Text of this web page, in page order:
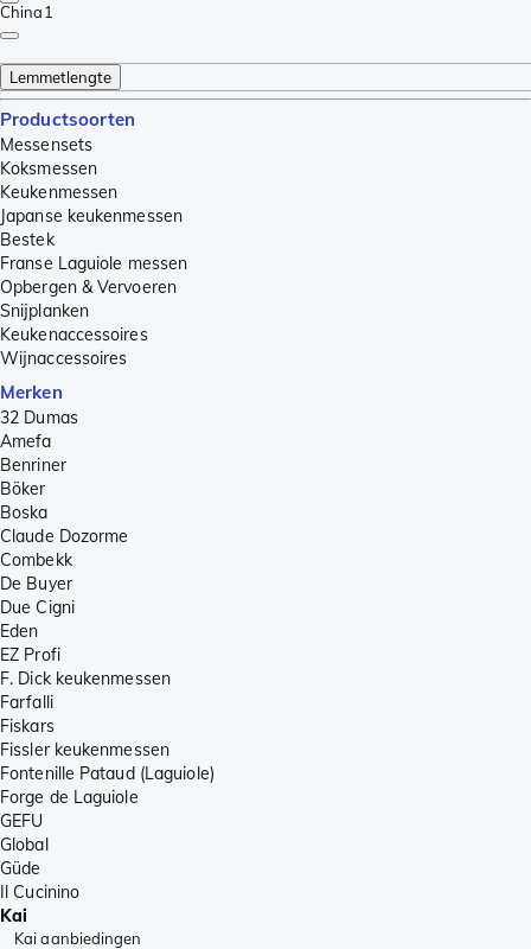
China1
Lemmetlengte
Productsoorten
Messensets
Koksmessen
Keukenmessen
Japanse keukenmessen
Bestek
Franse Laguiole messen
Opbergen & Vervoeren
Snijplanken
Keukenaccessoires
Wijnaccessoires
Merken
32 Dumas
Amefa
Benriner
Böker
Boska
Claude Dozorme
Combekk
De Buyer
Due Cigni
Eden
EZ Profi
F. Dick keukenmessen
Farfalli
Fiskars
Fissler keukenmessen
Fontenille Pataud (Laguiole)
Forge de Laguiole
GEFU
Global
Güde
Il Cucinino
Kai
Kai aanbiedingen